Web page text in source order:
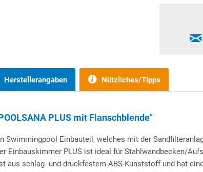
Herstellerangaben Nützliches/Tipps
PLUS mit Flanschblende"
Swimmingpool Einbauteil, welches mit der
Einbauskimmer PLUS ist ideal für Stahlwandbecken/
aus schlag- und druckfestem ABS-Kunststoff und hat